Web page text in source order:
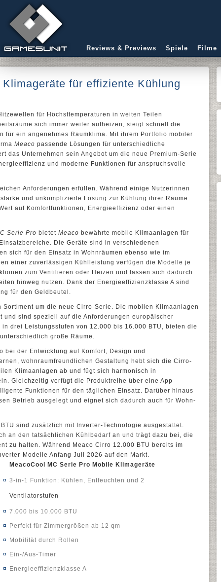
Reviews & Previews Spiele Filme
für effiziente Kühlung
für Höchsttemperaturen in weiten Teilen
sich immer weiter aufheizen, steigt schnell die
für ein angenehmes Raumklima. Mit ihrem Portfolio mobiler
Meaco passende Lösungen für unterschiedliche
das Unternehmen sein Angebot um die neue Premium-Serie
und moderne Funktionen für anspruchsvolle
Anforderungen erfüllen. Während einige Nutzerinnen
und unkomplizierte Lösung zur Kühlung ihrer Räume
auf Komfortfunktionen, Energieeffizienz oder einen
Serie Pro bietet Meaco bewährte mobile Klimaanlagen für
Die Geräte sind in verschiedenen
sich für den Einsatz in Wohnräumen ebenso wie im
einer zuverlässigen Kühlleistung verfügen die Modelle je
zum Ventilieren oder Heizen und lassen sich dadurch
hinweg nutzen. Dank der Energieeffizienzklasse A sind
für den Geldbeutel.
um die neue Cirro-Serie. Die mobilen Klimaanlagen
und sind speziell auf die Anforderungen europäischer
drei Leistungsstufen von 12.000 bis 16.000 BTU, bieten die
große Räume.
bei der Entwicklung auf Komfort, Design und
wohnraumfreundlichen Gestaltung hebt sich die Cirro-
Klimaanlagen ab und fügt sich harmonisch in
Gleichzeitig verfügt die Produktreihe über eine App-
Funktionen für den täglichen Einsatz. Darüber hinaus
Betrieb ausgelegt und eignet sich dadurch auch für Wohn-
sind zusätzlich mit Inverter-Technologie ausgestattet.
an den tatsächlichen Kühlbedarf an und trägt dazu bei, die
zu halten. Während Meaco Cirro 12.000 BTU bereits im
Modelle Anfang Juli 2026 auf den Markt.
MeacoCool MC Serie Pro Mobile Klimageräte
3-in-1 Funktion: Kühlen, Entfeuchten und 2
Ventilatorstufen
7.000 bis 10.000 BTU
Perfekt für Zimmergrößen ab 12 qm
Mobilität durch Rollen
Ein-/Aus-Timer
Energieeffizienzklasse A